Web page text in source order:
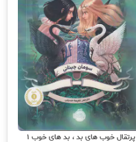
پرتقال خوب های بد ، بد های خوب 1